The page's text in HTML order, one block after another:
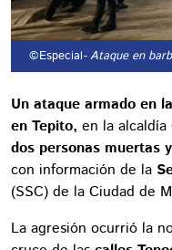
©Especial- Ataque en
Un ataque armado en
en Tepito, en la
dos personas muertas
con información de la
(SSC) de la Ciudad de
La agresión ocurrió la